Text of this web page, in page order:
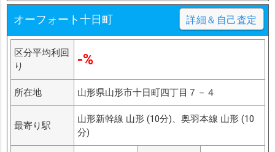
オーフォート十日町 詳細＆自己査定
区分平均利回
り
-%
所在地 山形県山形市十日町四丁目７－４
最寄り駅
山形新幹線 山形 (10分)、奥羽本線 山形 (10
分)